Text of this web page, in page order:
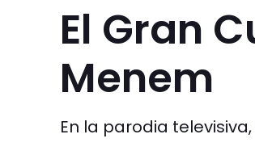
El Gran
Menem
En la parodia